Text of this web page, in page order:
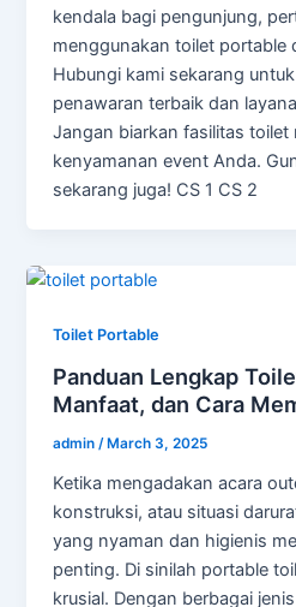
kendala bagi pengunjung,
menggunakan toilet portable
Hubungi kami sekarang
penawaran terbaik dan
Jangan biarkan fasilitas toilet
kenyamanan event Anda.
sekarang juga! CS 1 CS 2
Toilet Portable
Panduan Lengkap
Manfaat, dan Cara
admin/March 3, 2025
Ketika mengadakan acara
konstruksi, atau situasi
yang nyaman dan higienis
penting. Di sinilah portable
krusial. Dengan berbagai